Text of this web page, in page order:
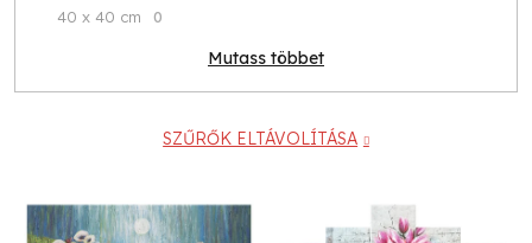
40 x 40 cm 0
Mutass többet
SZŰRŐK ELTÁVOLÍTÁSA
T